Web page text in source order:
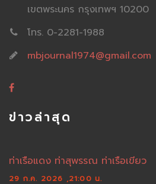
เขตพระนคร กรุงเทพฯ 10200
โทร. 0-2281-1988
mbjournal1974@gmail.com
ข่าวล่าสุด
ท่าเรือแดง ท่าสุพรรณ ท่าเรือเขียว
29 ก.ค. 2026 ,21:00 น.